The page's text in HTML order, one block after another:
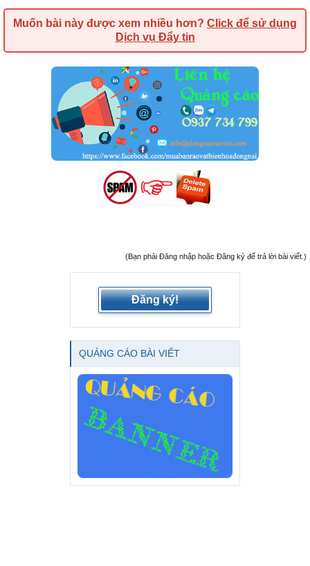
Muốn bài này được xem nhiều hơn? Click để sử dụng
Dịch vụ Đẩy tin
(Bạn phải Đăng nhập hoặc Đăng ký để trả lời bài viết.)
Đăng ký!
QUẢNG CÁO BÀI VIẾT